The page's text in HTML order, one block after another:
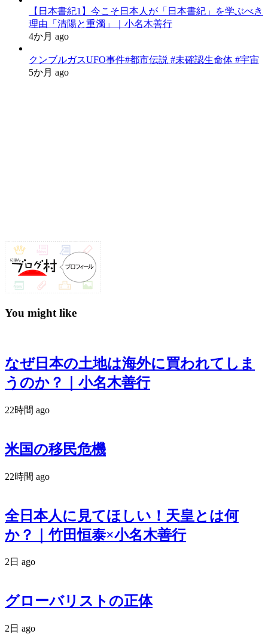
【日本書紀1】今こそ日本人が「日本書紀」を学ぶべき
理由「清陽と重濁」｜小名木善行
4か月 ago
クンブルガスUFO事件#都市伝説 #未確認生命体 #宇宙
5か月 ago
You might like
なぜ日本の土地は海外に買われてしま
うのか？｜小名木善行
22時間 ago
米国の移民危機
22時間 ago
全日本人に見てほしい！天皇とは何
か？｜竹田恒泰×小名木善行
2日 ago
グローバリストの正体
2日 ago